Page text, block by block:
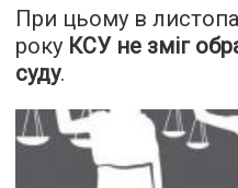
При цьому в
року КСУ не зміг
суду.